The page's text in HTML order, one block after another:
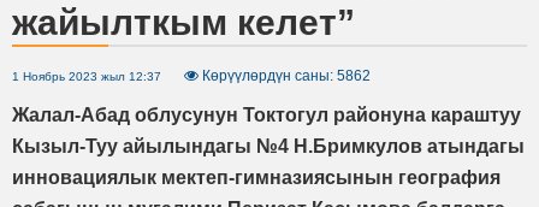
жайылткым келет”
1 Ноябрь 2023 жыл 12:37 Көрүүлөрдүн саны: 5862
Жалал-Абад облусунун Токтогул районуна караштуу
Кызыл-Туу айылындагы №4 Н.Бримкулов атындагы
инновациялык мектеп-гимназиясынын география